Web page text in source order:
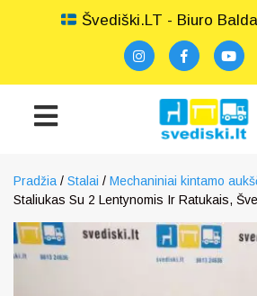
Švediški.LT - Biuro
Pradžia / Stalai / Mechaniniai kintamo
Staliukas Su 2 Lentynomis Ir Ratukais,